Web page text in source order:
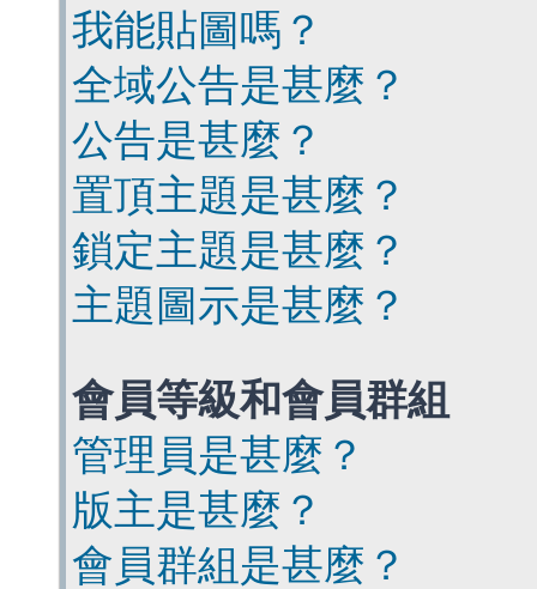
我能貼圖嗎？
全域公告是甚麼？
公告是甚麼？
置頂主題是甚麼？
鎖定主題是甚麼？
主題圖示是甚麼？
會員等級和會員群組
管理員是甚麼？
版主是甚麼？
會員群組是甚麼？